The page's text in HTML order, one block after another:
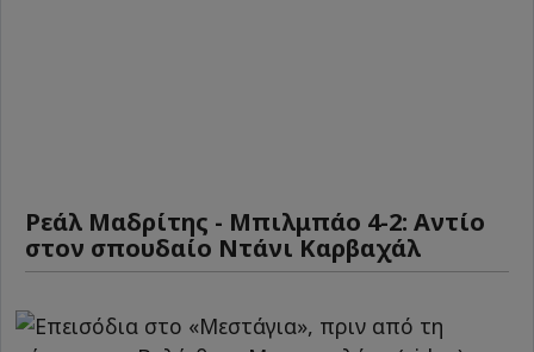
Ρεάλ Μαδρίτης - Μπιλμπάο 4-2: Αντίο
στον σπουδαίο Ντάνι Καρβαχάλ